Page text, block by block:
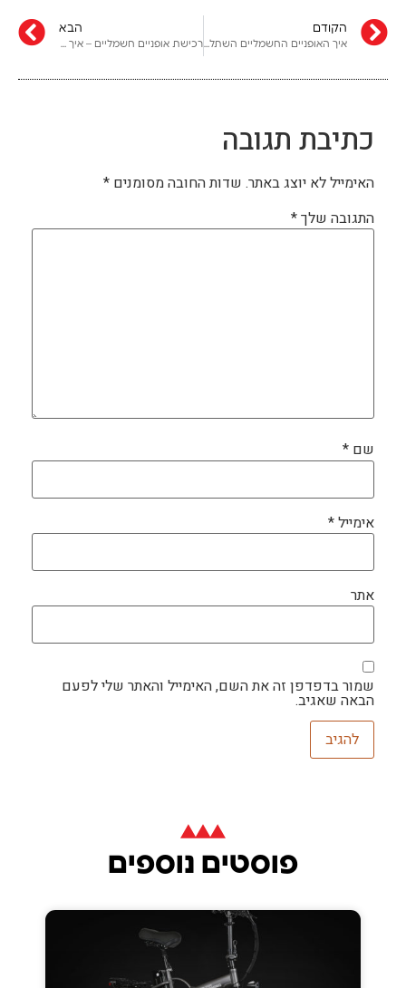
הקודם
איך האופניים החשמליים השתלטו על הערים
הבא
רכישת אופניים חשמליים – איך לחסוך כסף
כתיבת תגובה
האימייל לא יוצג באתר. שדות החובה מסומנים *
התגובה שלך*
שם *
אימייל*
אתר
שמור בדפדפן זה את השם, האימייל והאתר שלי לפעם
הבאה שאגיב.
פוסטים נוספים